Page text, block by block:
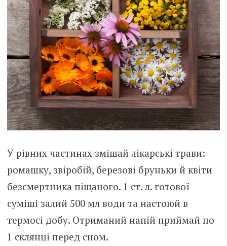
У рівних частинах змішай лікарські трави:
ромашку, звіробій, березові бруньки й квіти
безсмертника піщаного. 1 ст. л. готової
суміші залий 500 мл води та настоюй в
термосі добу. Отриманий напій приймай по
1 склянці перед сном.